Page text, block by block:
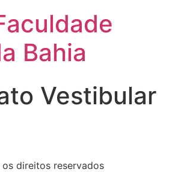
Bahia
Vestibular
os direitos reservados